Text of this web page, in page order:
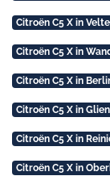
Citroën C5 X in
Citroën C5 X in
Citroën C5 X in
Citroën C5 X in
Citroën C5 X in
Citroën C5 X in